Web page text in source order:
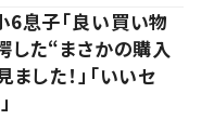
息子「良い買い物
した“まさかの購入
した！」「いいセ